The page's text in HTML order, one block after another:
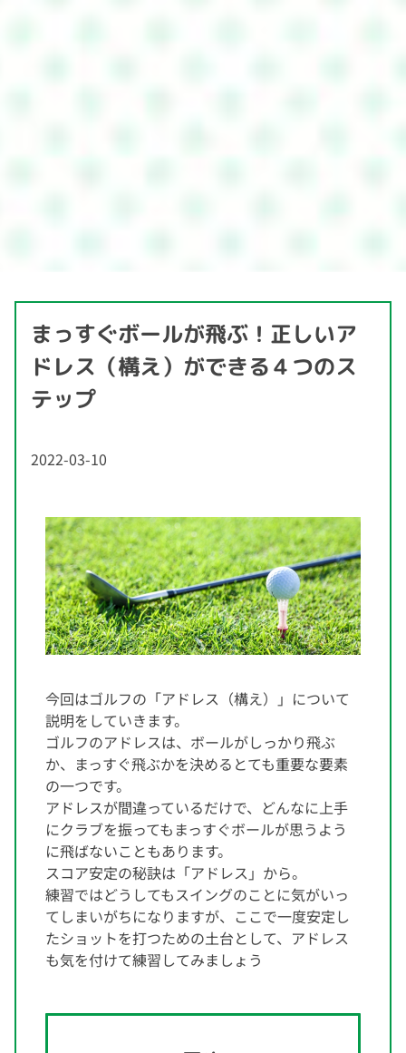
まっすぐボールが飛ぶ！正しいア
ドレス（構え）ができる４つのス
テップ
2022-03-10
今回はゴルフの「アドレス（構え）」について
説明をしていきます。
ゴルフのアドレスは、ボールがしっかり飛ぶ
か、まっすぐ飛ぶかを決めるとても重要な要素
の一つです。
アドレスが間違っているだけで、どんなに上手
にクラブを振ってもまっすぐボールが思うよう
に飛ばないこともあります。
スコア安定の秘訣は「アドレス」から。
練習ではどうしてもスイングのことに気がいっ
てしまいがちになりますが、ここで一度安定し
たショットを打つための土台として、アドレス
も気を付けて練習してみましょう